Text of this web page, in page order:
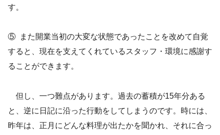
す。
⑤ また開業当初の大変な状態であったことを改めて自覚
すると、現在を支えてくれているスタッフ・環境に感謝す
ることができます。
但し、一つ難点があります。過去の蓄積が15年分ある
と、逆に日記に沿った行動をしてしまうのです。時には、
昨年は、正月にどんな料理が出たかを聞かれ、それに合っ